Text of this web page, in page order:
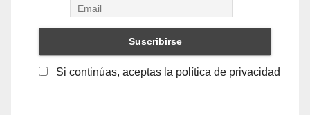
Si continúas, aceptas la política de privacidad